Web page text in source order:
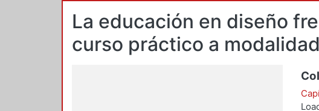
La educación en diseño
curso práctico a